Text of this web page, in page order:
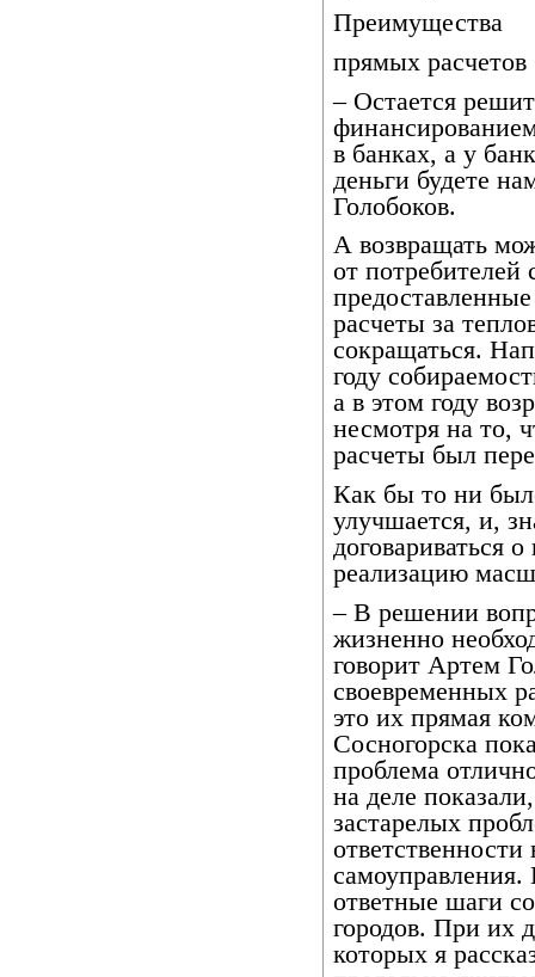
Преимущества
прямых расчетов
– Остается
в банках, а у
деньги будете
Голобоков.
А возвращать
от потребителей
расчеты за
сокращаться.
году
а в этом году
несмотря на то,
расчеты был
Как бы то ни
улучшается, и,
договариваться
реализацию
– В решении
жизненно
говорит Артем
своевременных
это их прямая
Сосногорска
проблема
на деле
застарелых
ответные шаги
городов. При их
которых я